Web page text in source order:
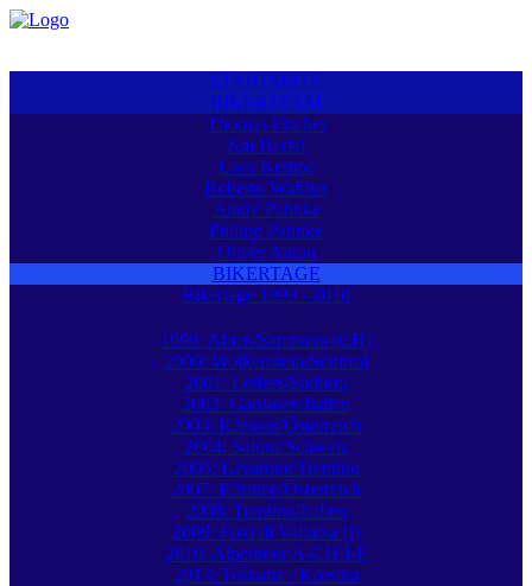
STARTSEITE
BIKERTEAM
Thomas Fischer
Kai Hertel
Uwe Kempe
Roberto Walther
André Pahnke
Philipp Pahnke
Oliver Anton
BIKERTAGE
Bikertage 1999 - 2010
1999: Alpen/Samnaun (CH)
2000: Wolkenstein/Südtirol
2001: Leifers/Südtirol
2002: Gardasee/Italien
2003: Kärnten/Österreich
2004: Salouf/Schweiz
2005: Lavarone/Trentino
2007: Kärnten/Österreich
2008: Trentino/Italien
2009: Foxi di Vallarsa (I)
2010: Alpentour A-CH-I-F
2013: Toskana - Korsika